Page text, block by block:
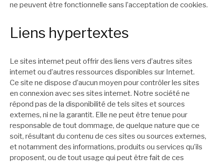
ne peuvent être fonctionnelle sans l’acceptation de cookies.
Liens hypertextes
Le sites internet peut offrir des liens vers d’autres sites
internet ou d’autres ressources disponibles sur Internet.
Ce site ne dispose d’aucun moyen pour contrôler les sites
en connexion avec ses sites internet. Notre société ne
répond pas de la disponibilité de tels sites et sources
externes, ni ne la garantit. Elle ne peut être tenue pour
responsable de tout dommage, de quelque nature que ce
soit, résultant du contenu de ces sites ou sources externes,
et notamment des informations, produits ou services qu’ils
proposent, ou de tout usage qui peut être fait de ces